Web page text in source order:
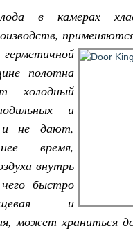
в камерах
полотна
холодный
и
и не дают,
время,
внутрь
быстро
и
может храниться